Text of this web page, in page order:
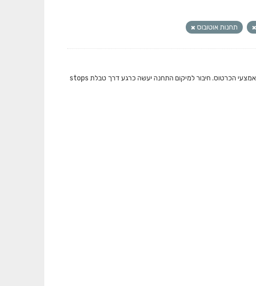
תחנות אוטובוס
המאגר מציג את כמות התיקופים שבוצעו בתחבורה הציבורית ברמת תחנה בכל אמצעי הכרטוס. חיבור למיקום התחנה יעשה כרגע דרך טבלת stops